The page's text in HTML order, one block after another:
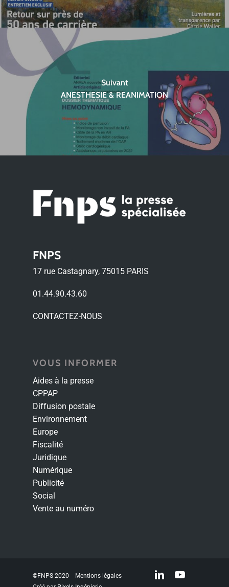
Suivant
ANESTHESIE & REANIMATION
FNPS
17 rue Castagnary, 75015 PARIS
01.44.90.43.60
CONTACTEZ-NOUS
VOUS INFORMER
Aides à la presse
CPPAP
Diffusion postale
Environnement
Europe
Fiscalité
Juridique
Numérique
Publicité
Social
Vente au numéro
©FNPS 2020
Mentions légales
linkedinyoutube